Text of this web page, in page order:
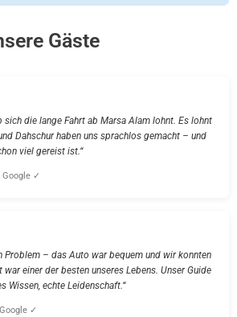
Gäste
sich die lange Fahrt ab Marsa Alam lohnt. Es lohnt
Dahschur haben uns sprachlos gemacht – und
viel gereist ist.“
Google ✓
Problem – das Auto war bequem und wir konnten
einer der besten unseres Lebens. Unser Guide
Wissen, echte Leidenschaft.“
✓